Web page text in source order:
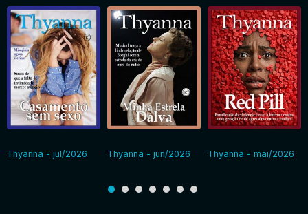
Thyanna - jul/2026 Thyanna - jun/2026 Thyanna - mai/2026